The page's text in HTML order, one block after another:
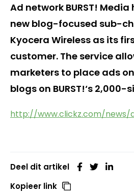
Ad network BURST!
new blog-focused sub-
Kyocera Wireless as its
customer. The service
marketers to place ads
blogs on BURST!‘s 2,000-
http://www.clickz.com/news/
Deel dit artikel
Kopieer link